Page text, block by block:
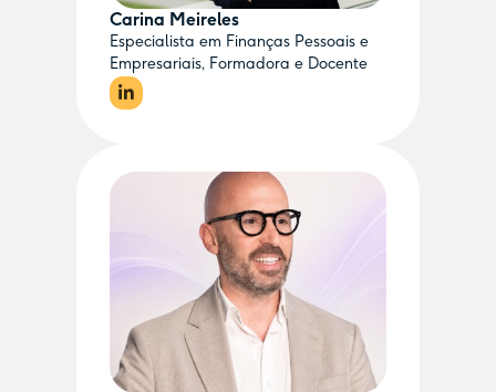
Carina Meireles
Especialista em Finanças Pessoais e
Empresariais, Formadora e Docente